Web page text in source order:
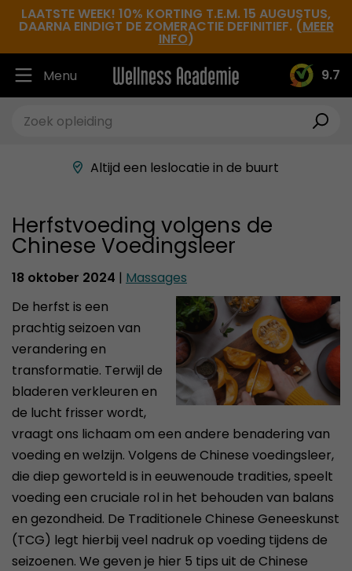
LAATSTE WEEK! 10% KORTING T.E.M. 15 AUGUSTUS,
DAARNA EINDIGT DE ZOMERACTIE DEFINITIEF. (MEER
INFO)
9.7
Menu
Ruim 30.000 tevreden studenten
Beste docenten in de branche
Altijd een leslocatie in de buurt
Herfstvoeding volgens de
Chinese Voedingsleer
18 oktober 2024 | Massages
De herfst is een
prachtig seizoen van
verandering en
transformatie. Terwijl de
bladeren verkleuren en
de lucht frisser wordt,
vraagt ons lichaam om een andere benadering van
voeding en welzijn. Volgens de Chinese voedingsleer,
die diep geworteld is in eeuwenoude tradities, speelt
voeding een cruciale rol in het behouden van balans
en gezondheid. De Traditionele Chinese Geneeskunst
(TCG) legt hierbij veel nadruk op voeding tijdens de
seizoenen. We geven je hier 5 tips uit de Chinese